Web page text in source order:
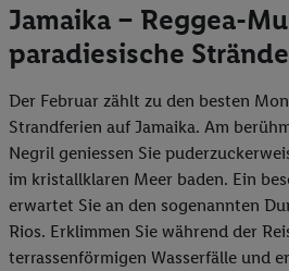
Jamaika – Reggea-
paradiesische Strände
Der Februar zählt zu den besten
Strandferien auf Jamaika. Am
Negril geniessen Sie
im kristallklaren Meer baden. Ein
erwartet Sie an den sogenannten
Rios. Erklimmen Sie während der
terrassenförmigen Wasserfälle und